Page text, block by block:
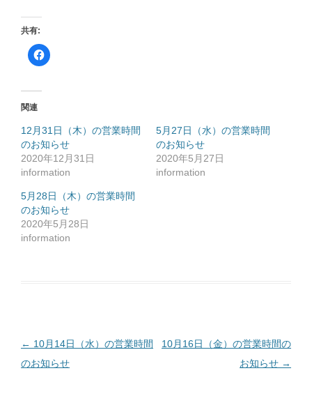
共有:
F
a
共
有
す
る
に
は
ク
ッ
ク
し
て
く
だ
さ
で
開
ま
す
関連
12月31日（木）の営業時間
のお知らせ
2020年12月31日
information
5月27日（水）の営業時間
のお知らせ
2020年5月27日
information
5月28日（木）の営業時間
のお知らせ
2020年5月28日
information
投
稿
← 10月14日（水）の営業時間
のお知らせ
10月16日（金）の営業時間の
お知らせ →